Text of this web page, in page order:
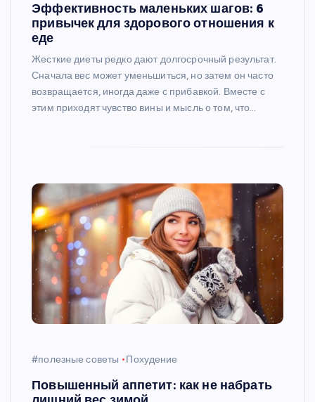
Эффективность маленьких шагов: 6
привычек для здорового отношения к
еде
Жесткие диеты редко дают долгосрочный результат.
Сначала вес может уменьшиться, но затем он часто
возвращается, иногда даже с прибавкой. Вместе с
этим приходят чувство вины и мысль о том, что…
#полезные советы Похудение
Повышенный аппетит: как не набрать